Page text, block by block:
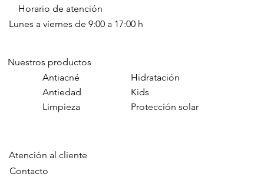
Horario de atención
Lunes a viernes de 9:00 a 17:00 h
Nuestros productos
Antiacné
Hidratación
Antiedad
Kids
Limpieza
Protección solar
Atención al cliente
Contacto